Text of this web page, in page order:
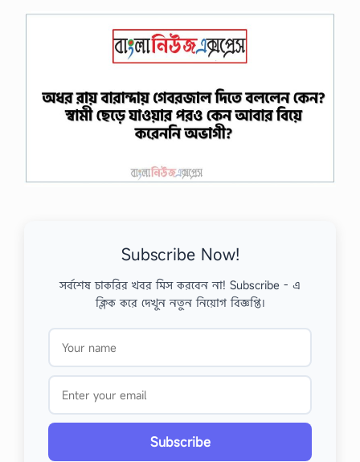
Subscribe Now!
সর্বশেষ চাকরির খবর মিস করবেন না! Subscribe - এ
ক্লিক করে দেখুন নতুন নিয়োগ বিজ্ঞপ্তি।
Subscribe